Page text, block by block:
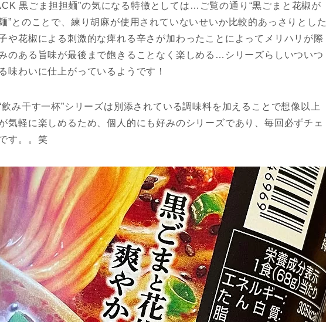
黒ごま担担麺”の気になる特徴としては…ご覧の通り“黒ごまと花椒が
”とのことで、練り胡麻が使用されていないせいか比較的あっさりとした
や花椒による刺激的な痺れる辛さが加わったことによってメリハリが際
のある旨味が最後まで飽きることなく楽しめる…シリーズらしいついつ
味わいに仕上がっているようです！
み干す一杯”シリーズは別添されている調味料を加えることで想像以上
気軽に楽しめるため、個人的にも好みのシリーズであり、毎回必ずチェ
す。。笑